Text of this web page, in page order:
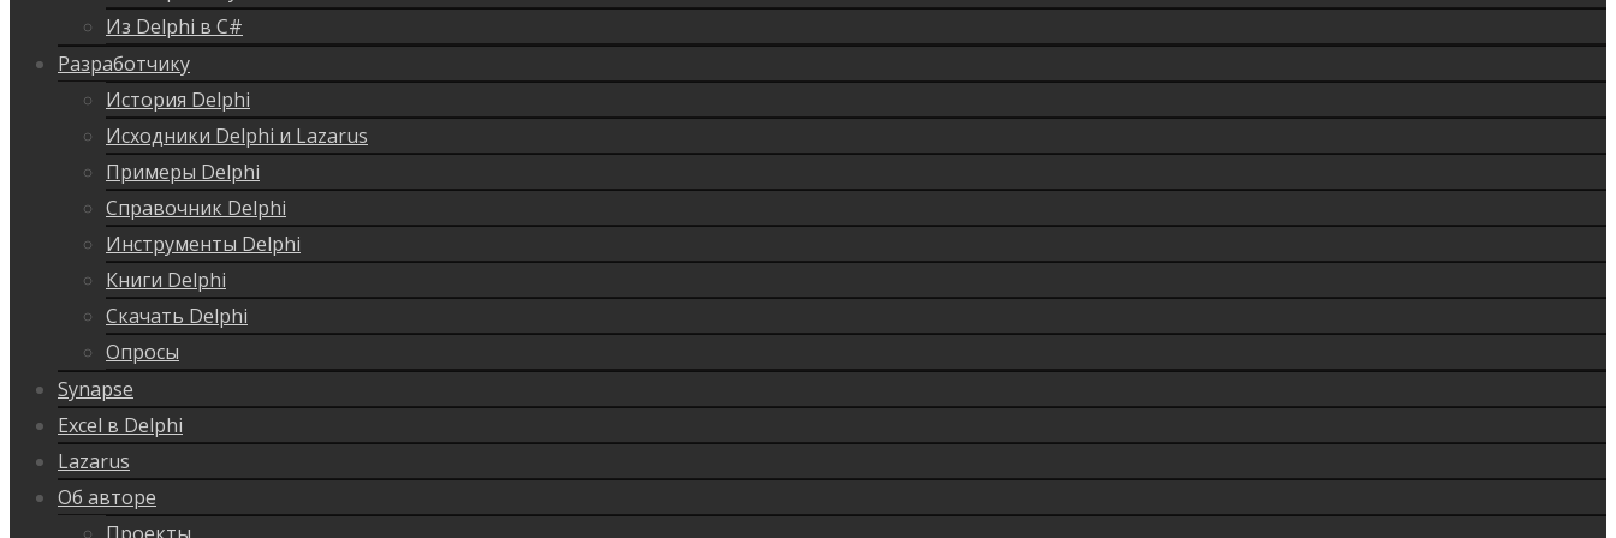
Из Delphi в C#
Разработчику
История Delphi
Исходники Delphi и Lazarus
Примеры Delphi
Справочник Delphi
Инструменты Delphi
Книги Delphi
Скачать Delphi
Опросы
Synapse
Excel в Delphi
Lazarus
Об авторе